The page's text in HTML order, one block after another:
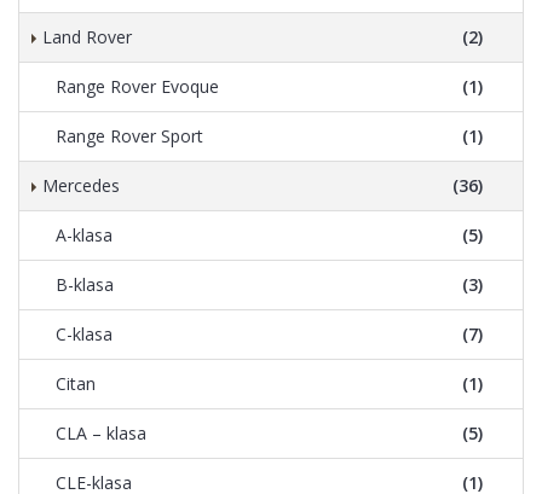
Land Rover (2)
Range Rover Evoque (1)
Range Rover Sport (1)
Mercedes (36)
A-klasa (5)
B-klasa (3)
C-klasa (7)
Citan (1)
CLA – klasa (5)
CLE-klasa (1)